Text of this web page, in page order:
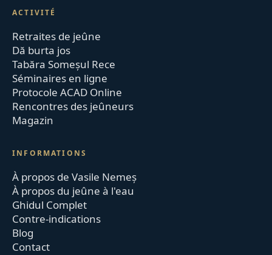
ACTIVITÉ
Retraites de jeûne
Dă burta jos
Tabăra Someșul Rece
Séminaires en ligne
Protocole ACAD Online
Rencontres des jeûneurs
Magazin
INFORMATIONS
À propos de Vasile Nemeș
À propos du jeûne à l'eau
Ghidul Complet
Contre-indications
Blog
Contact